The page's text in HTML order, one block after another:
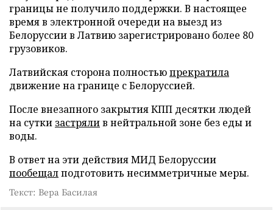
границы не получило поддержки. В настоящее
время в электронной очереди на выезд из
Белоруссии в Латвию зарегистрировано более 80
грузовиков.
Латвийская сторона полностьюпрекратила
движение на границе с Белоруссией.
После внезапного закрытия КПП десятки людей
на сутки застрялив нейтральной зоне без еды и
воды.
В ответ на эти действия МИД Белоруссии
пообещалподготовить несимметричные меры.
Текст: Вера Басилая